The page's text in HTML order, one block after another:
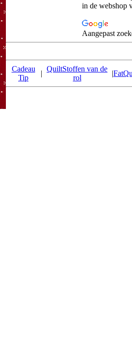
in de webshop
Aangepast
Cadeau
Tip
|
QuiltStoffen van de
rol
|